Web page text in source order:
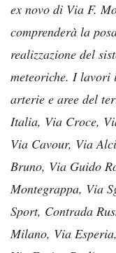
ex novo di Via F.
comprenderà la
realizzazione del
meteoriche. I lavori
arterie e aree del
Italia, Via Croce,
Via Cavour, Via
Bruno, Via Guido
Montegrappa, Via
Sport, Contrada
Milano, Via